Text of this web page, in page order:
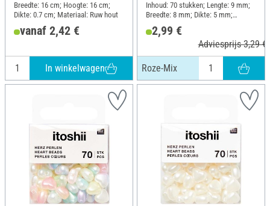
Breedte: 16 cm; Hoogte: 16 cm;
Dikte: 0.7 cm; Materiaal: Ruw hout
vanaf 2,42 €
In winkelwagen
Inhoud: 70 stukken; Lengte: 9 mm;
Breedte: 8 mm; Dikte: 5 mm;
Materiaal: Kunststof
2,99 €
Adviesprijs 3,29 €
Roze-Mix